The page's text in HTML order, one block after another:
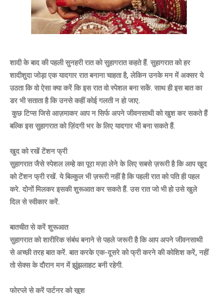
शादी के बाद की पहली सुनहरी रात को सुहागरात कहते हैं. सुहागरात को हर
शादीशुदा जोड़ा एक यादगार रात बनाना चाहता है, लेकिन उनके मन में अक्सर ये
उठता कि वो ऐसा क्या करें कि इस रात वो स्पेशल बना सकें. साथ ही इस बात का
डर भी सताता है कि उनसे कहीं कोई गलती न हो जाए.
कुछ टिप्स जिसे आज़माकर आप न सिर्फ अपने जीवनसाथी को खुश कर सकते हैं
बल्कि इस सुहागरात को ज़िंदगी भर के लिए यादगार भी बना सकते हैं.
खुद को रखें टेंशन फ्री
सुहागरात जैसे स्पेशल लम्हे का पूरा मज़ा लेने के लिए सबसे ज़रूरी है कि आप खुद
को टेंशन फ्री रखें. ये बिल्कुल भी ज़रूरी नहीं है कि पहली रात को पति ही पहल
करे. दोनों मिलकर इसकी शुरूआत कर सकते हैं. उस रात जो भी हो उसे खुले
दिल से स्वीकार करें.
बातचीत से करें शुरूआत
सुहागरात को शारीरिक संबंध बनाने से पहले जरूरी है कि आप अपने जीवनसाथी
से अच्छी तरह बात करें. बात करके एक-दूसरे को फ्री करने की कोशिश करें, नहीं
तो सेक्स के दौरान मन में झुंझलाहट बनी रहेगी.
फोरप्ले से करें पार्टनर को खुश